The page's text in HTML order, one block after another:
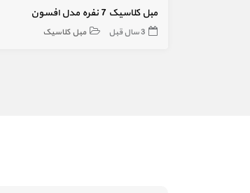
مبل کلاسیک 7 نفره مدل افسون
3 سال قبل مبل کلاسیک